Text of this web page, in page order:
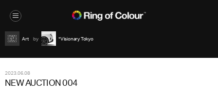
Art *Visionary Tokyo
2023.06.08
NEW AUCTION 004